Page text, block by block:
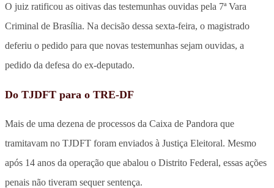
O juiz ratificou as oitivas das testemunhas ouvidas pela 7ª Vara
Criminal de Brasília. Na decisão dessa sexta-feira, o magistrado
deferiu o pedido para que novas testemunhas sejam ouvidas, a
pedido da defesa do ex-deputado.
Do TJDFT para o TRE-DF
Mais de uma dezena de processos da Caixa de Pandora que
tramitavam no TJDFT foram enviados à Justiça Eleitoral. Mesmo
após 14 anos da operação que abalou o Distrito Federal, essas ações
penais não tiveram sequer sentença.